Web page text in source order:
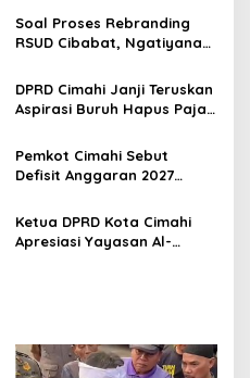
Soal Proses Rebranding
RSUD Cibabat, Ngatiyana
Perlu Persetujuan DPRD
DPRD Cimahi Janji Teruskan
Aspirasi Buruh Hapus Pajak
dan DPR
Pemkot Cimahi Sebut
Defisit Anggaran 2027
Pembangunan
Ketua DPRD Kota Cimahi
Apresiasi Yayasan Al-